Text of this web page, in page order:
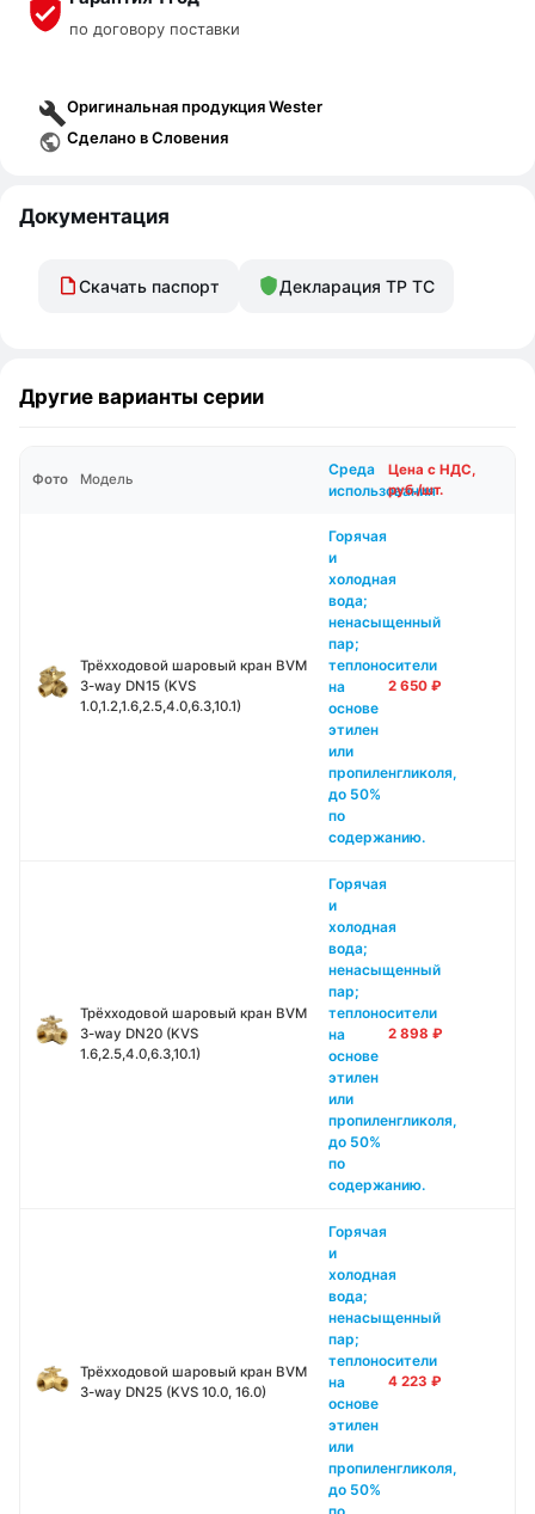
по договору поставки
Оригинальная продукция Wester
Сделано в Словения
Документация
Скачать паспорт Декларация ТР ТС
Другие варианты серии
Фото Модель
Среда
использования
Цена с НДС,
руб./шт.
Трёхходовой шаровый кран BVM
3-way DN15 (KVS
1.0,1.2,1.6,2.5,4.0,6.3,10.1)
Горячая
и
холодная
вода;
ненасыщенный
пар;
теплоносители
на
основе
этилен
или
пропиленгликоля,
до 50%
по
содержанию.
2 650 ₽
Трёхходовой шаровый кран BVM
3-way DN20 (KVS
1.6,2.5,4.0,6.3,10.1)
Горячая
и
холодная
вода;
ненасыщенный
пар;
теплоносители
на
основе
этилен
или
пропиленгликоля,
до 50%
по
содержанию.
2 898 ₽
Трёхходовой шаровый кран BVM
3-way DN25 (KVS 10.0, 16.0)
Горячая
и
холодная
вода;
ненасыщенный
пар;
теплоносители
на
основе
этилен
или
пропиленгликоля,
до 50%
4 223 ₽